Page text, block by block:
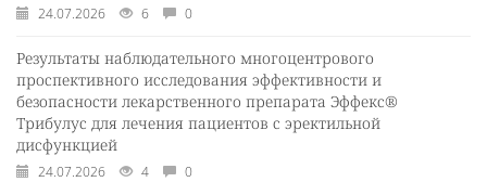
24.07.2026 6 0
Результаты наблюдательного многоцентрового
проспективного исследования эффективности и
безопасности лекарственного препарата Эффекс®
Трибулус для лечения пациентов с эректильной
дисфункцией
24.07.2026 4 0